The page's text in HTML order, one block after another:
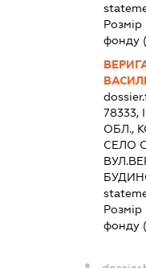
Розмір
фонду
ОБЛ.,
СЕЛО
Розмір
фонду